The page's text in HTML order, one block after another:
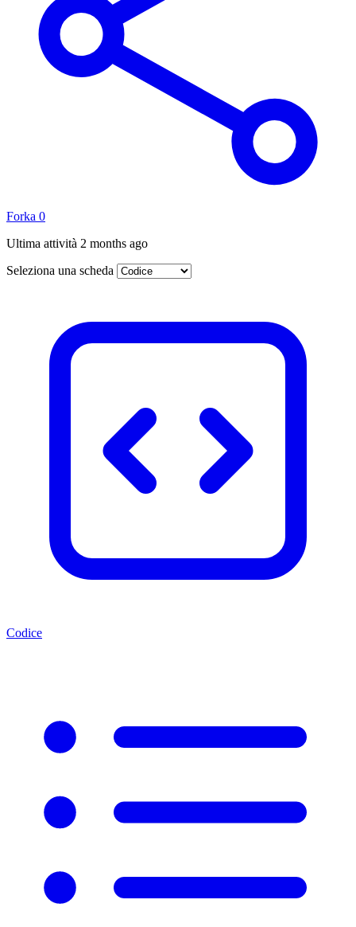
Forka 0
Ultima attività 2 months ago
Seleziona una scheda
Codice